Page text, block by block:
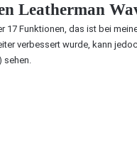
Leatherman
17 Funktionen, das ist bei
verbessert wurde, kann
sehen.